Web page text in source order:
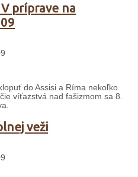
príprave na
do Assisi a Ríma nekoľko
víťazstvá nad fašizmom sa 8.
veži